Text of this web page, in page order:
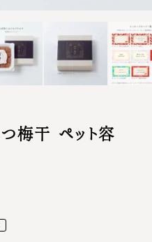
梅干 ペット容